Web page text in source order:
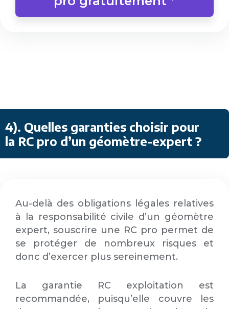
4). Quelles garanties choisir pour
la RC pro d’un géomètre-expert ?
Au-delà des obligations légales relatives
à la responsabilité civile d’un géomètre
expert, souscrire une RC pro permet de
se protéger de nombreux risques et
donc d’exercer plus sereinement.
La garantie RC exploitation est
recommandée, puisqu’elle couvre les